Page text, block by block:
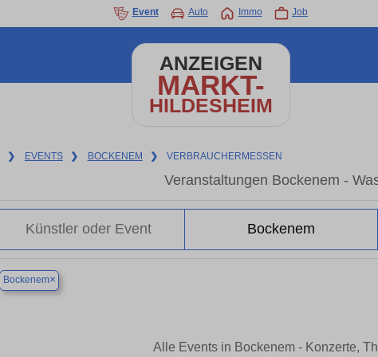
Event Auto Immo Job
ANZEIGEN
MARKT-
HILDESHEIM
❯ EVENTS ❯ BOCKENEM ❯ VERBRAUCHERMESSEN
Veranstaltungen Bockenem -
Bockenem×
Alle Events in Bockenem - Konzerte,